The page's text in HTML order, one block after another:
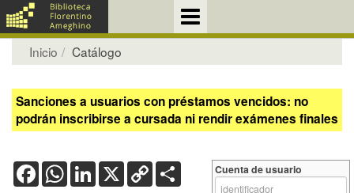
Inicio Catálogo
Sanciones a usuarios con préstamos vencidos: no
podrán inscribirse a cursada ni rendir exámenes finales
FacebookWhatsApp
LinkedIn
X Copy
Link
Cuenta de usuario